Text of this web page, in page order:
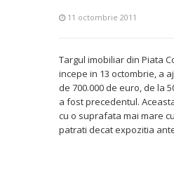
11 octombrie 2011
Targul imobiliar din Piata
incepe in 13 octombrie, a
de 700.000 de euro, de la
a fost precedentul.
cu o suprafata mai mare
patrati decat expozitia